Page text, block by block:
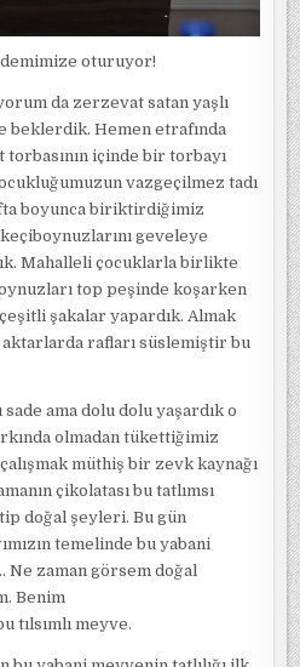
oturuyor!
da zerzevat satan yaşlı
beklerdik. Hemen etrafında
içinde bir torbayı
vazgeçilmez tadı
boyunca biriktirdiğimiz
keçiboynuzlarını geveleye
Mahalleli çocuklarla birlikte
top peşinde koşarken
şakalar yapardık. Almak
rafları süslemiştir bu
ama dolu dolu yaşardık o
olmadan tükettiğimiz
müthiş bir zevk kaynağı
çikolatası bu tatlımsı
doğal şeyleri. Bu gün
temelinde bu yabani
zaman görsem doğal
Benim
tılsımlı meyve.